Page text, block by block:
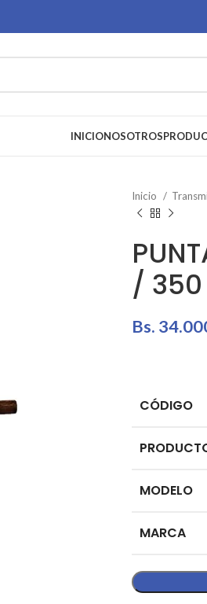
INICIONOSOTROS
Inicio
/ 350
Bs.
CÓDIGO
MODELO
MARCA